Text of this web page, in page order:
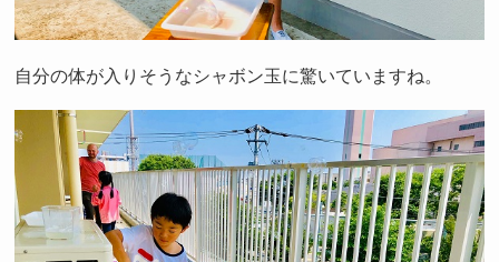
自分の体が入りそうなシャボン玉に驚いていますね。